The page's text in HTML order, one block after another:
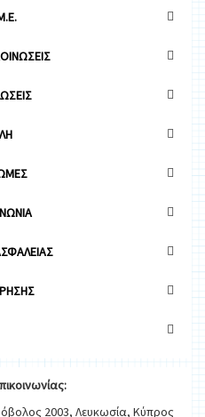
πικοινωνίας:
2003, Λευκωσία, Κύπρος